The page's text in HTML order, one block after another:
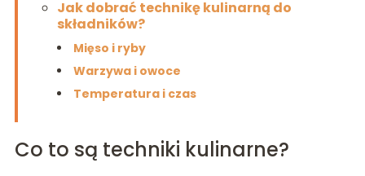
Jak dobrać technikę kulinarną do
składników?
Mięso i ryby
Warzywa i owoce
Temperatura i czas
Co to są techniki kulinarne?